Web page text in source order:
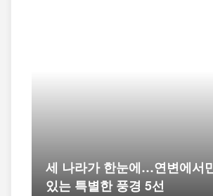
세 나라가 한눈에…연변에서
있는 특별한 풍경 5선